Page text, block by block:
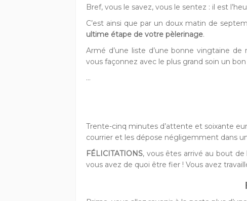
Bref, vous le savez, vous le sentez : il est
C’est ainsi que par un doux matin de
ultime étape de votre pèlerinage.
Armé d’une liste d’une bonne vingtaine de
vous façonnez avec le plus grand soin un
…
Trente-cinq minutes d’attente et soixante
courrier et les dépose négligemment dans
FÉLICITATIONS, vous êtes arrivé au bout
vous avez de quoi être fier ! Vous avez